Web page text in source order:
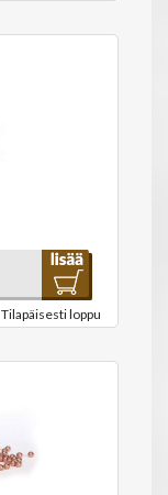
Tilapäisesti loppu